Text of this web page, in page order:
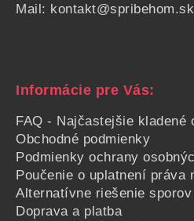
Mail: kontakt@spribehom.sk
Informácie pre Vás:
FAQ - Najčastejšie kladené
Obchodné podmienky
Podmienky ochrany
Poučenie o uplatnení práva
Alternatívne riešenie sporov
Doprava a platba